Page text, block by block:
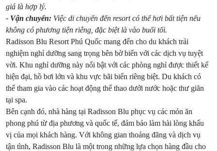
giá là hợp lý.
- Vận chuyển: Việc di chuyển đến resort có thể hơi bất tiện nếu
không có phương tiện riêng, đặc biệt là vào buổi tối.
Radisson Blu Resort Phú Quốc mang đến cho du khách trải
nghiệm nghỉ dưỡng sang trọng bên bờ biển với các dịch vụ tuyệt
vời. Khu nghỉ dưỡng này nổi bật với các phòng nghỉ được thiết kế
hiện đại, hồ bơi lớn và khu vực bãi biển riêng biệt. Du khách có
thể tham gia vào các hoạt động thể thao dưới nước hoặc thư giãn
tại spa.
Bên cạnh đó, nhà hàng tại Radisson Blu phục vụ các món ăn
phong phú từ địa phương và quốc tế, đảm bảo làm hài lòng khẩu
vị của mọi khách hàng. Với không gian thoáng đãng và dịch vụ
tận tình, Radisson Blu là một trong những lựa chọn hàng đầu cho